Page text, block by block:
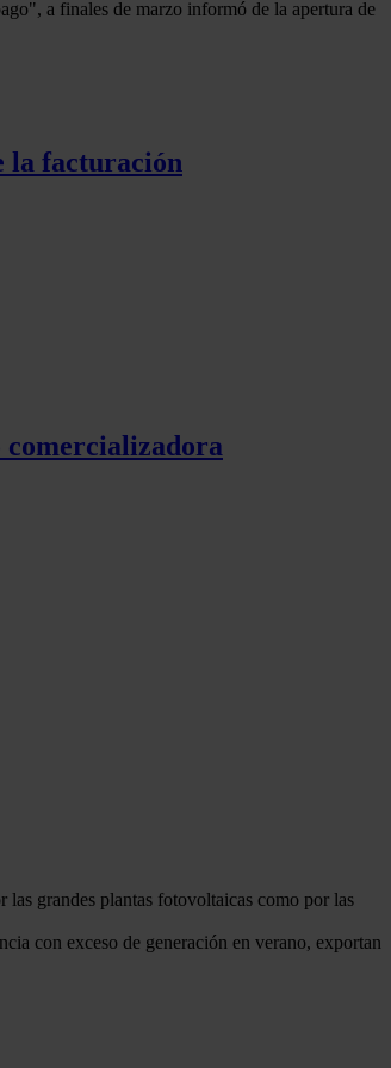
a finales de marzo informó de la apertura de
la facturación
comercializadora
grandes plantas fotovoltaicas como por las
con exceso de generación en verano, exportan